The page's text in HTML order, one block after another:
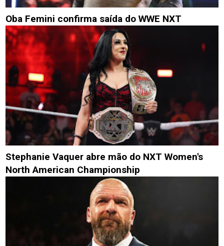
Oba Femini confirma saída do WWE NXT
Stephanie Vaquer abre mão do NXT Women's
North American Championship